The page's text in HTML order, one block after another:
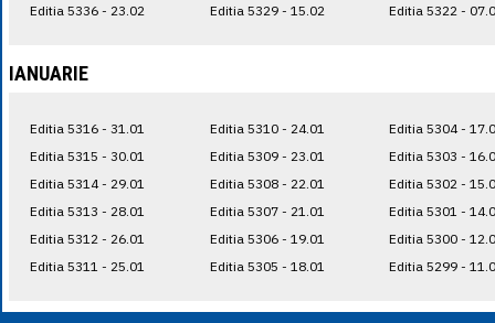
Editia 5336 - 23.02
Editia 5329 - 15.02
Editia 5322 -
IANUARIE
Editia 5316 - 31.01
Editia 5315 - 30.01
Editia 5314 - 29.01
Editia 5313 - 28.01
Editia 5312 - 26.01
Editia 5311 - 25.01
Editia 5310 - 24.01
Editia 5309 - 23.01
Editia 5308 - 22.01
Editia 5307 - 21.01
Editia 5306 - 19.01
Editia 5305 - 18.01
Editia 5304 -
Editia 5303 -
Editia 5302 -
Editia 5301 -
Editia 5300 -
Editia 5299 -